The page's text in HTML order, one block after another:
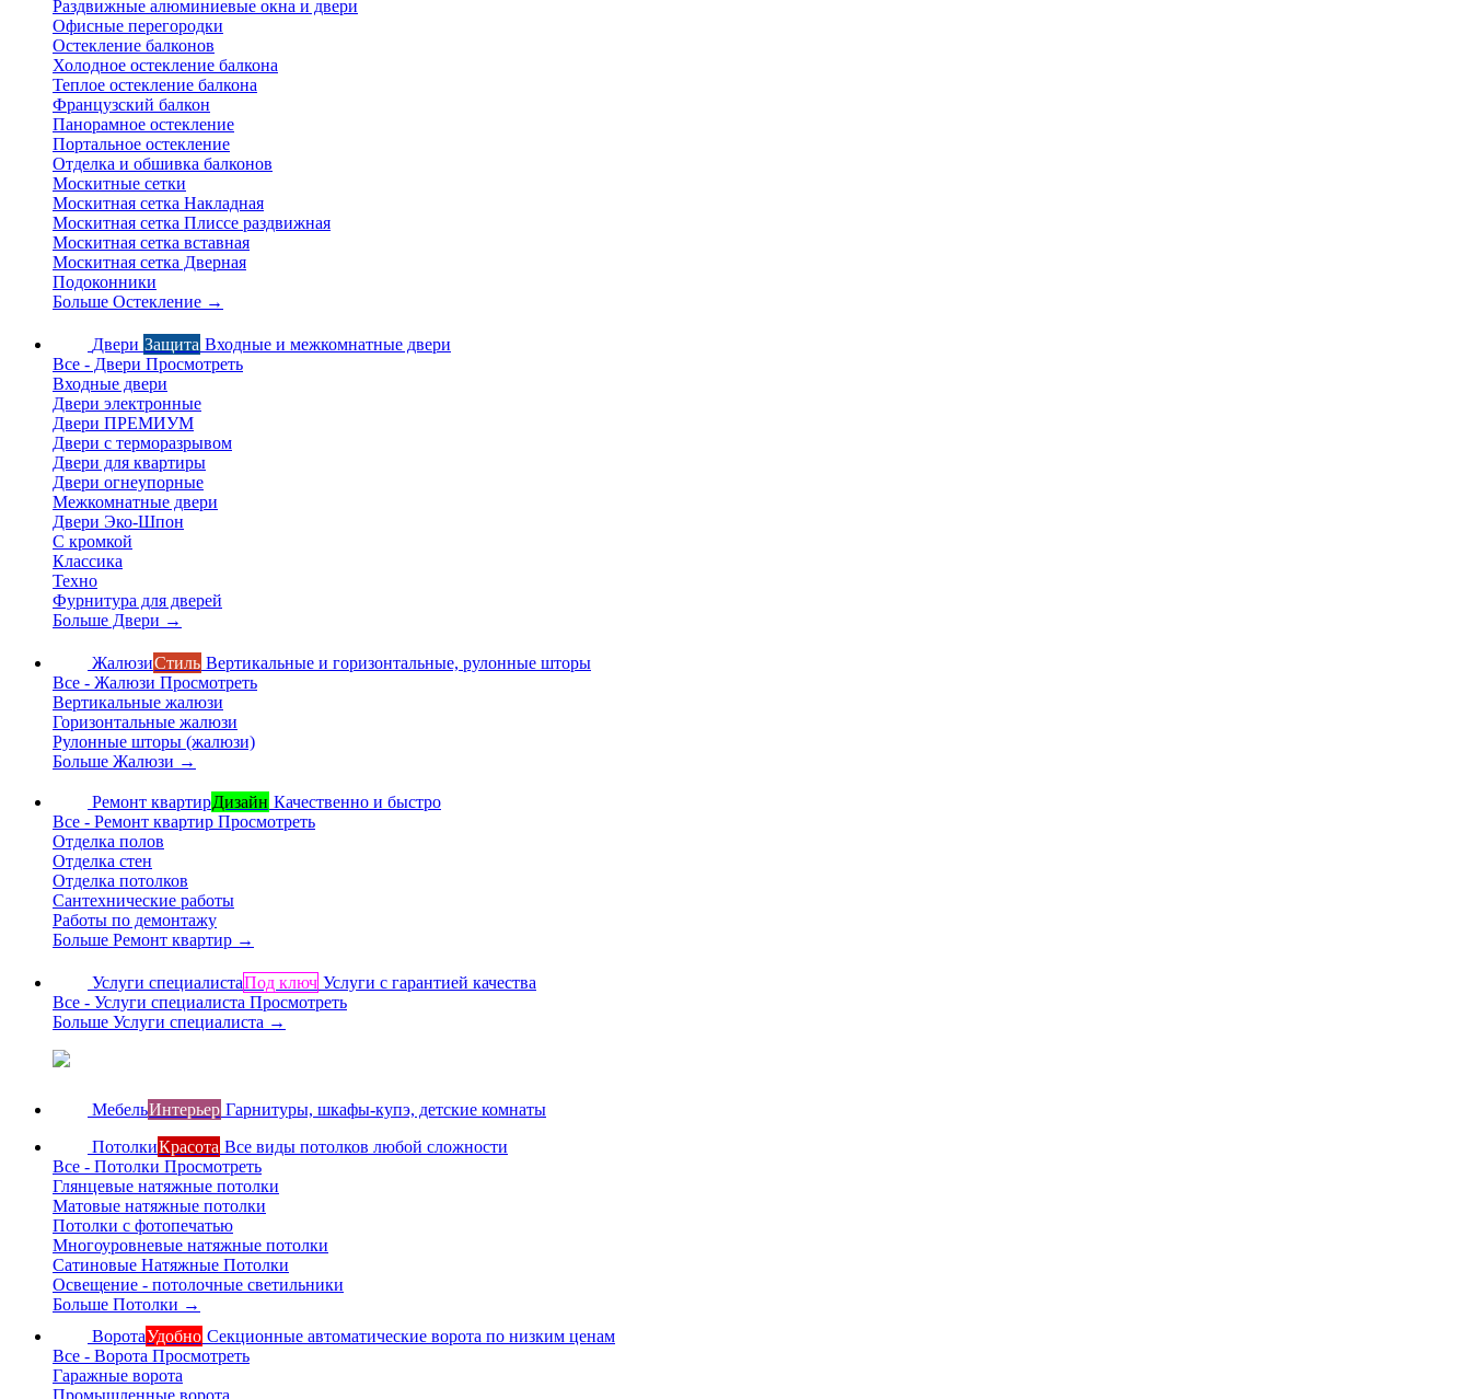
Раздвижные алюминиевые окна и двери
Офисные перегородки
Остекление балконов
Холодное остекление балкона
Теплое остекление балкона
Французский балкон
Панорамное остекление
Портальное остекление
Отделка и обшивка балконов
Москитные сетки
Москитная сетка Накладная
Москитная сетка Плиссе раздвижная
Москитная сетка вставная
Москитная сетка Дверная
Подоконники
Больше Остекление →
Двери Защита Входные и межкомнатные двери
Все - Двери Просмотреть
Входные двери
Двери электронные
Двери ПРЕМИУМ
Двери с терморазрывом
Двери для квартиры
Двери огнеупорные
Межкомнатные двери
Двери Эко-Шпон
С кромкой
Классика
Техно
Фурнитура для дверей
Больше Двери →
ЖалюзиСтиль Вертикальные и горизонтальные, рулонные шторы
Все - Жалюзи Просмотреть
Вертикальные жалюзи
Горизонтальные жалюзи
Рулонные шторы (жалюзи)
Больше Жалюзи →
Ремонт квартирДизайн Качественно и быстро
Все - Ремонт квартир Просмотреть
Отделка полов
Отделка стен
Отделка потолков
Сантехнические работы
Работы по демонтажу
Больше Ремонт квартир →
Услуги специалистаПод ключ Услуги с гарантией качества
Все - Услуги специалиста Просмотреть
Больше Услуги специалиста →
МебельИнтерьер Гарнитуры, шкафы-купэ, детские комнаты
ПотолкиКрасота Все виды потолков любой сложности
Все - Потолки Просмотреть
Глянцевые натяжные потолки
Матовые натяжные потолки
Потолки с фотопечатью
Многоуровневые натяжные потолки
Сатиновые Натяжные Потолки
Освещение - потолочные светильники
Больше Потолки →
ВоротаУдобно Секционные автоматические ворота по низким ценам
Все - Ворота Просмотреть
Гаражные ворота
Промышленные ворота